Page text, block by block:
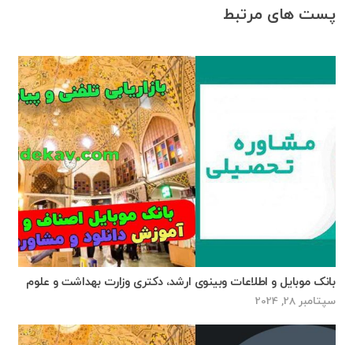
پست های مرتبط
بانک موبایل و اطلاعات وبینوی ارشد، دکتری وزارت بهداشت و علوم
سپتامبر 28, 2024